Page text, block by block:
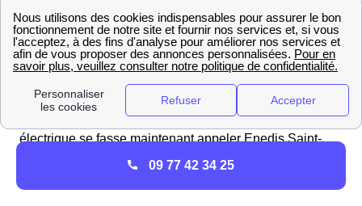
Les habitants de Saint-Nizier-D'Azergues peuvent
toujours s'adresser à Enedis pour les mêmes raisons
qu'auparavant, c'est-à-dire les demandes de
leur compteur électrique ou de dépannage d'urgence
entre autres. Le fait que le gestionnaire du réseau
électrique se fasse maintenant appeler Enedis Saint-
Nizier-D'Azergues et non pas ErDF Saint-Nizier-
09 77 42 34 25